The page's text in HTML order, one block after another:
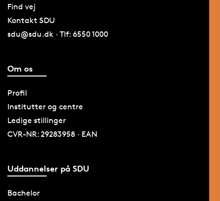
Find vej
Kontakt SDU
sdu@sdu.dk · Tlf: 6550 1000
Om os
Profil
Institutter og centre
Ledige stillinger
CVR-NR: 29283958 · EAN
Uddannelser på SDU
Bachelor